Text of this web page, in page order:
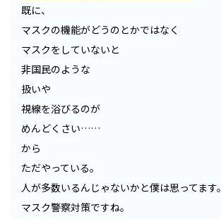
既に、
マスクの機能がどうのとかではなく
マスクをしていないと
非国民のような
扱いや
視線を浴びるのが
めんどくさい……
から
ただやっている。
人が多数いるんじゃないかと僕は思ってます。
マスク警察対策ですね。